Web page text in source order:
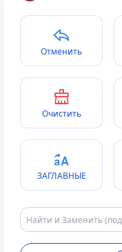
Отменить
Очистить
ЗАГЛАВНЫЕ